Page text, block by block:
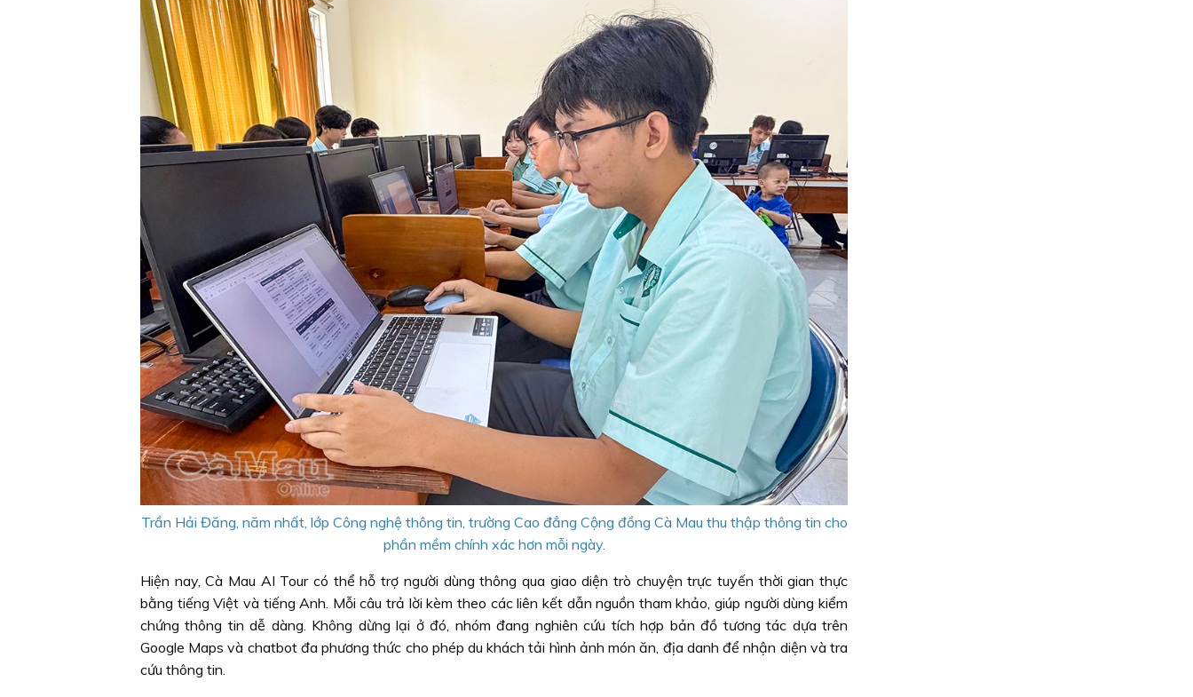
Trần Hải Đăng, năm nhất, lớp Công nghệ thông tin, trường Cao đẳng Cộng đồng Cà Mau thu thập thông tin cho
phần mềm chính xác hơn mỗi ngày.
Hiện nay, Cà Mau AI Tour có thể hỗ trợ người dùng thông qua giao diện trò chuyện trực tuyến thời gian thực
bằng tiếng Việt và tiếng Anh. Mỗi câu trả lời kèm theo các liên kết dẫn nguồn tham khảo, giúp người dùng kiểm
chứng thông tin dễ dàng. Không dừng lại ở đó, nhóm đang nghiên cứu tích hợp bản đồ tương tác dựa trên
Google Maps và chatbot đa phương thức cho phép du khách tải hình ảnh món ăn, địa danh để nhận diện và tra
cứu thông tin.